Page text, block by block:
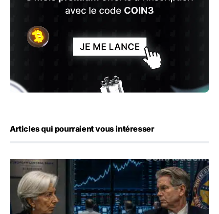
Articles qui pourraient vous intéresser
Yen : Washington a vendu des euros sans prévenir la